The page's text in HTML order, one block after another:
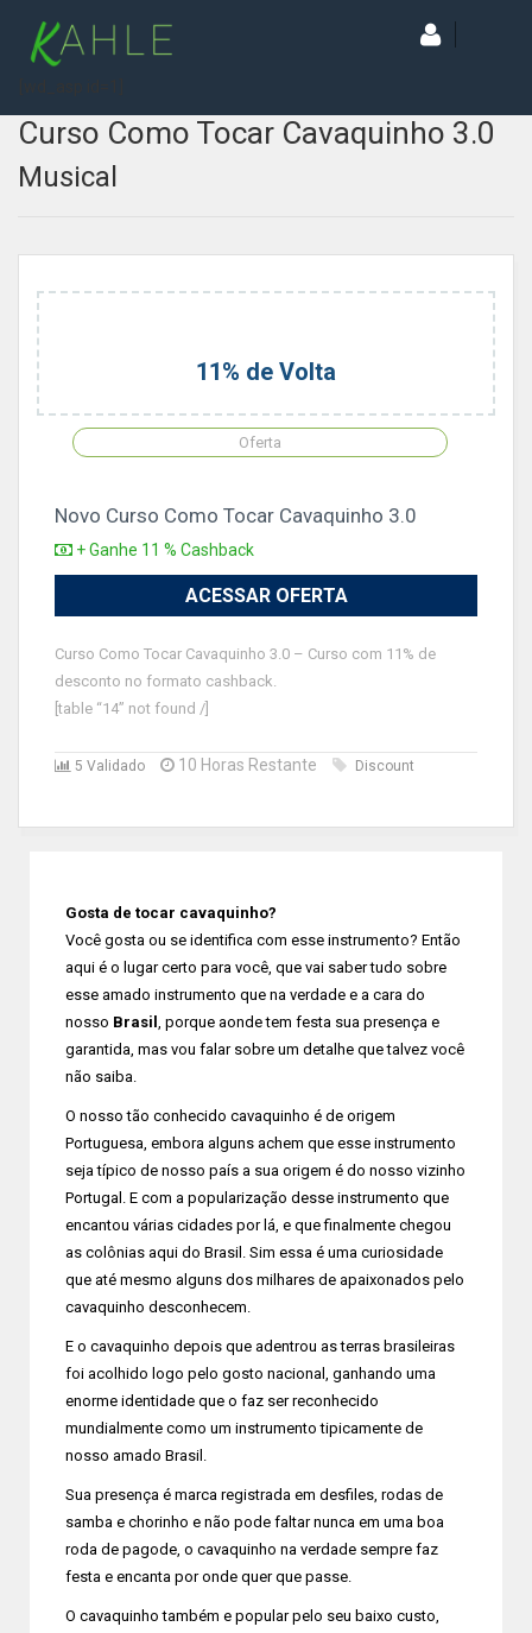
Curso Como Tocar Cavaquinho 3.0
Musical
11% de Volta
Oferta
Novo Curso Como Tocar Cavaquinho 3.0
+ Ganhe 11 % Cashback
ACESSAR OFERTA
Curso Como Tocar Cavaquinho 3.0 – Curso com 11% de
desconto no formato cashback.
[table “14” not found /]
5 Validado 10 Horas Restante Discount
Gosta de tocar cavaquinho?
Você gosta ou se identifica com esse instrumento? Então
aqui é o lugar certo para você, que vai saber tudo sobre
esse amado instrumento que na verdade e a cara do
nosso Brasil , porque aonde tem festa sua presença e
garantida, mas vou falar sobre um detalhe que talvez você
não saiba.
O nosso tão conhecido cavaquinho é de origem
Portuguesa, embora alguns achem que esse instrumento
seja típico de nosso país a sua origem é do nosso vizinho
Portugal. E com a popularização desse instrumento que
encantou várias cidades por lá, e que finalmente chegou
as colônias aqui do Brasil. Sim essa é uma curiosidade
que até mesmo alguns dos milhares de apaixonados pelo
cavaquinho desconhecem.
E o cavaquinho depois que adentrou as terras brasileiras
foi acolhido logo pelo gosto nacional, ganhando uma
enorme identidade que o faz ser reconhecido
mundialmente como um instrumento tipicamente de
nosso amado Brasil.
Sua presença é marca registrada em desfiles, rodas de
samba e chorinho e não pode faltar nunca em uma boa
roda de pagode, o cavaquinho na verdade sempre faz
festa e encanta por onde quer que passe.
O cavaquinho também e popular pelo seu baixo custo,